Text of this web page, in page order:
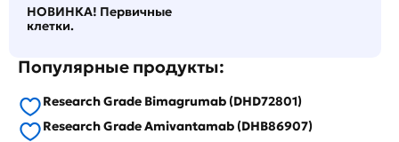
НОВИНКА! Первичные
клетки.
Популярные продукты:
Research Grade Bimagrumab (DHD72801)
Research Grade Amivantamab (DHB86907)